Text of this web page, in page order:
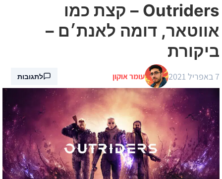
Outriders – קצת כמו
אווטאר, דומה לאנת׳ם –
ביקורת
7 באפריל 2021 עומר אוקון לתגובות